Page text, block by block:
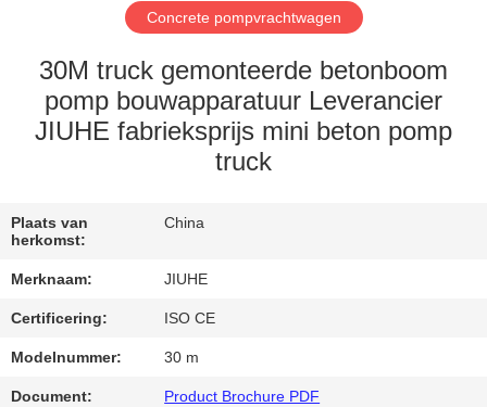
ONGEVEER
ONS
FABRIEKSREIS
KWALITEITSCONTROLE
DE
V.S.
Concrete pompvrachtwagen
30M truck gemonteerde betonboom
pomp bouwapparatuur Leverancier
JIUHE fabrieksprijs mini beton pomp
truck
Plaats van
herkomst:
China
Merknaam: JIUHE
Certificering: ISO CE
Modelnummer: 30 m
Document: Product Brochure PDF